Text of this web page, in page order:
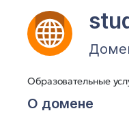
Образовательные
О домене